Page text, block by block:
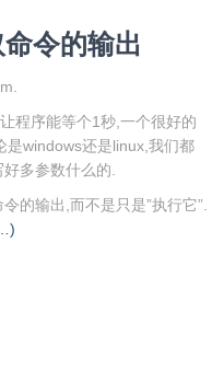
令的输出
程序能等个1秒,一个很好的
是windows还是linux,我们都
好多参数什么的.
的输出,而不是只是”执行它”.